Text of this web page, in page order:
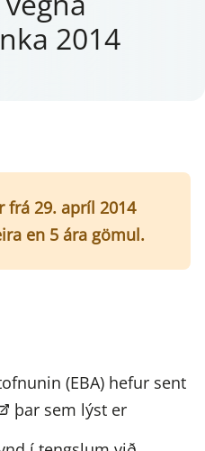
2014
frá 29. apríl 2014
en 5 ára gömul.
(EBA) hefur sent
þar sem lýst er